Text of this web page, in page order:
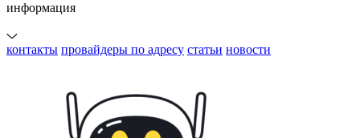
информация
контакты провайдеры по адресу статьи новости